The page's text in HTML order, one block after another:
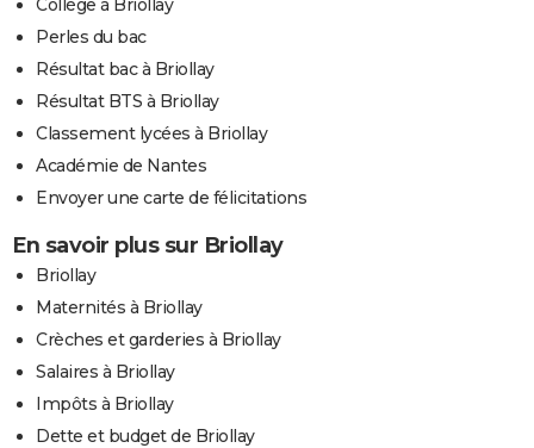
Perles du bac
Résultat bac à Briollay
Résultat BTS à Briollay
Classement lycées à Briollay
Académie de Nantes
Envoyer une carte de félicitations
En savoir plus sur Briollay
Briollay
Maternités à Briollay
Crèches et garderies à Briollay
Salaires à Briollay
Impôts à Briollay
Dette et budget de Briollay